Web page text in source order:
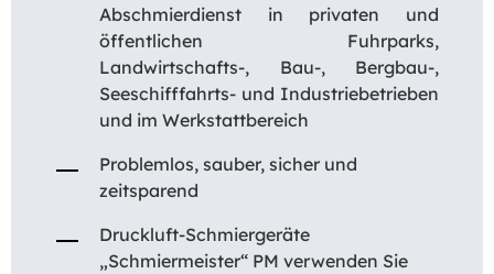
Abschmierdienst in privaten und
öffentlichen Fuhrparks,
Landwirtschafts-, Bau-, Bergbau-,
Seeschifffahrts- und Industriebetrieben
und im Werkstattbereich
Problemlos, sauber, sicher und
zeitsparend
Druckluft-Schmiergeräte
„Schmiermeister“ PM verwenden Sie